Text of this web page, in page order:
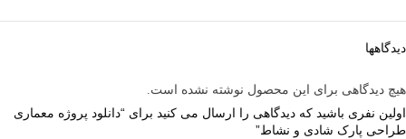
دیدگاهها
هیچ دیدگاهی برای این محصول نوشته نشده است.
اولین نفری باشید که دیدگاهی را ارسال می کنید برای “دانلود پروژه معماری
طراحی پارک شادی و نشاط”